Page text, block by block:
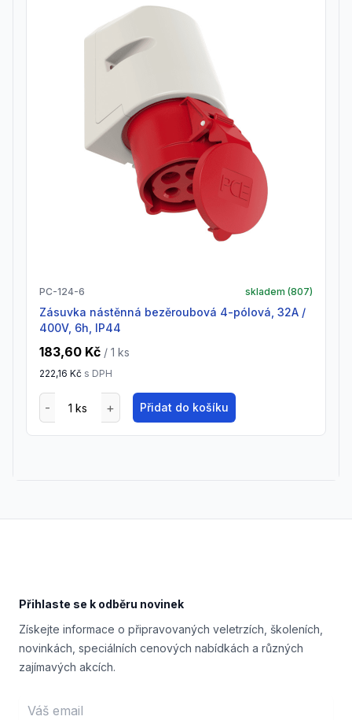
PC-124-6 skladem (807)
zásuvka nástěnná bezěroubová 4-pólová, 32A /
400V, 6h, IP44
183,60 Kč / 1 ks
222,16 Kč s DPH
Přidat do košíku
Přihlaste se k odběru novinek
Získejte informace o připravovaných veletrzích, školeních,
novinkách, speciálních cenových nabídkách a různých
zajímavých akcích.
Email address